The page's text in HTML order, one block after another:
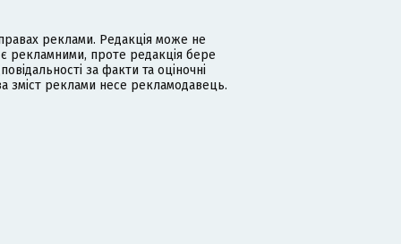
реклами. Редакція може не
рекламними, проте редакція бере
за факти та оціночні
зміст реклами несе рекламодавець.